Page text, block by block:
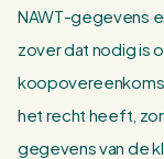
NAWT-gegevens
zover dat nodig is
het recht heeft,
gegevens van de